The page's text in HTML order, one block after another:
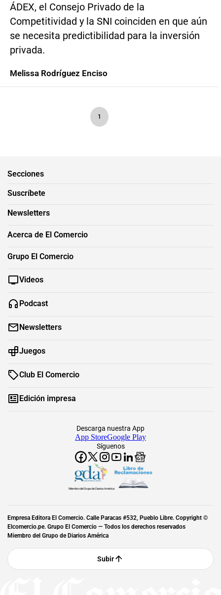
ÁDEX, el Consejo Privado de la
Competitividad y la SNI coinciden en que aún
se necesita predictibilidad para la inversión
privada.
Melissa Rodríguez Enciso
1
Secciones
Suscríbete
Newsletters
Acerca de El Comercio
Grupo El Comercio
Videos
Podcast
Newsletters
Juegos
Club El Comercio
Edición impresa
Síguenos
Descarga nuestra App
App StoreGoogle Play
Miembro del Grupo de Diarios América
Empresa Editora El Comercio. Calle Paracas #532, Pueblo Libre. Copyright ©
Elcomercio.pe. Grupo El Comercio — Todos los derechos reservados
Miembro del Grupo de Diarios América
Subir